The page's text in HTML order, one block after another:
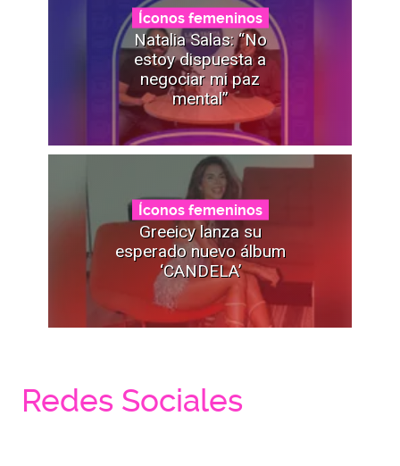
Íconos femeninos
Natalia Salas: “No
estoy dispuesta a
negociar mi paz
mental”
Íconos femeninos
Greeicy lanza su
esperado nuevo álbum
‘CANDELA’
Redes Sociales